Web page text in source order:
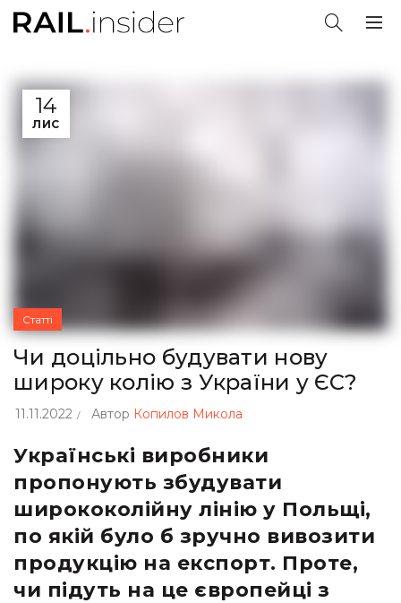
14
ЛИС
Статті
Чи доцільно будувати нову
широку колію з України у ЄС?
11.11.2022 Автор Копилов Микола
Українські виробники
пропонують збудувати
ширококолійну лінію у Польщі,
по якій було б зручно вивозити
продукцію на експорт. Проте,
чи підуть на це європейці з